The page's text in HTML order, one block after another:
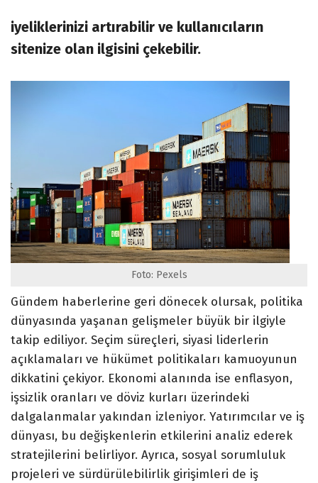
iyeliklerinizi artırabilir ve kullanıcıların
sitenize olan ilgisini çekebilir.
Foto: Pexels
Gündem haberlerine geri dönecek olursak, politika
dünyasında yaşanan gelişmeler büyük bir ilgiyle
takip ediliyor. Seçim süreçleri, siyasi liderlerin
açıklamaları ve hükümet politikaları kamuoyunun
dikkatini çekiyor. Ekonomi alanında ise enflasyon,
işsizlik oranları ve döviz kurları üzerindeki
dalgalanmalar yakından izleniyor. Yatırımcılar ve iş
dünyası, bu değişkenlerin etkilerini analiz ederek
stratejilerini belirliyor. Ayrıca, sosyal sorumluluk
projeleri ve sürdürülebilirlik girişimleri de iş